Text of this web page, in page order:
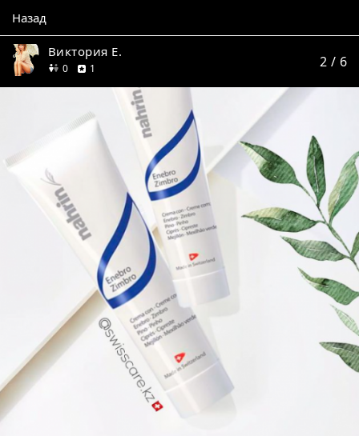
Назад
Виктория Е.
0друзей
1 2 / 6